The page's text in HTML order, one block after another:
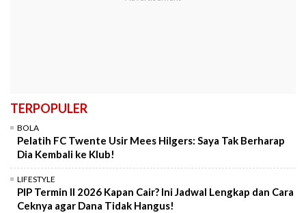
TERPOPULER
BOLA
Pelatih FC Twente Usir Mees Hilgers: Saya Tak Berharap
Dia Kembali ke Klub!
LIFESTYLE
PIP Termin II 2026 Kapan Cair? Ini Jadwal Lengkap dan Cara
Ceknya agar Dana Tidak Hangus!